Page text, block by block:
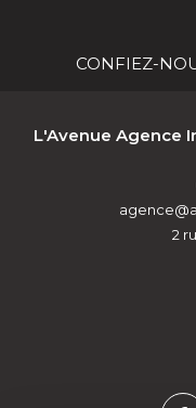
CONFIEZ-
L'Avenue Agence
2